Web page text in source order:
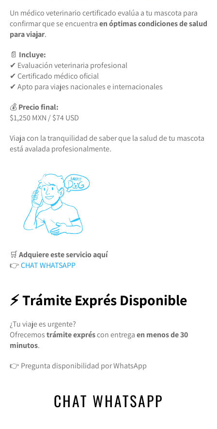
Un médico veterinario certificado evalúa a tu mascota para
confirmar que se encuentraen óptimas condiciones de salud
para viajar.
📄 Incluye:
✔ Evaluación veterinaria profesional
✔ Certificado médico oficial
✔ Apto para viajes nacionales e internacionales
💰Precio final:
$1,250 MXN / $74 USD
Viaja con la tranquilidad de saber que la salud de tu mascota
está avalada profesionalmente.
🛒Adquiere este servicio aquí
👉CHAT WHATSAPP
⚡ Trámite Exprés Disponible
¿Tu viaje es urgente?
Ofrecemostrámite expréscon entregaen menos de 30
minutos.
👉 Pregunta disponibilidad por WhatsApp
CHAT WHATSAPP